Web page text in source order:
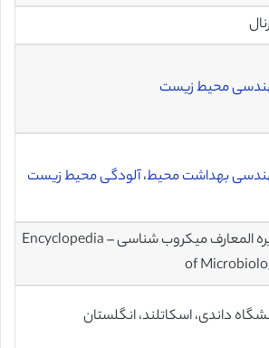
محیط زیست
بهداشت محیط،آلودگی محیط زیست
دایره المعارف میکروب شناسی – Encyclopedia
of
داندی، اسکاتلند، انگلستان